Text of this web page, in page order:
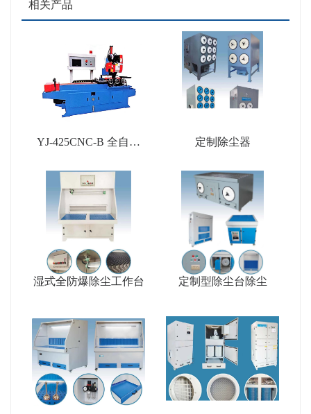
相关产品
YJ-425CNC-B 全自动
定制除尘器
湿式全防爆除尘工作台 定制型除尘台除尘